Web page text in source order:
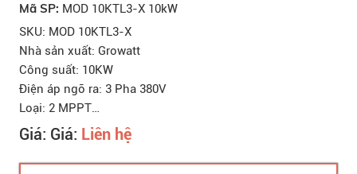
Mã SP: MOD 10KTL3-X 10kW
SKU: MOD 10KTL3-X
Nhà sản xuất: Growatt
Công suất: 10KW
Điện áp ngõ ra: 3 Pha 380V
Loại: 2 MPPT
Chất lượng: Mới 100%
Chứng từ: CO/CQ, hóa đơn VAT
Giá: Giá: Liên hệ